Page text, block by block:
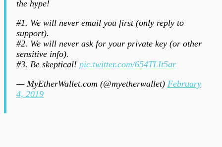
the hype!
#1. We will never email you first (only reply to
support).
#2. We will never ask for your private key (or other
sensitive info).
#3. Be skeptical! pic.twitter.com/654TLIt5ar
— MyEtherWallet.com (@myetherwallet) February
4, 2019